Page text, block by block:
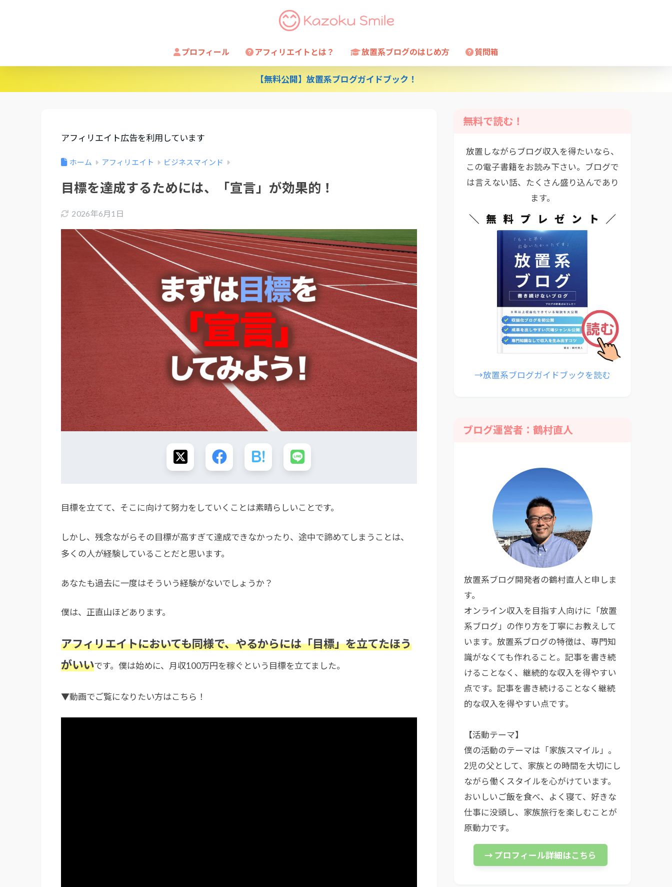
プロフィール アフィリエイトとは？ 放置系ブログのはじめ方 質問箱
【無料公開】放置系ブログガイドブック！
アフィリエイト広告を利用しています
ホーム アフィリエイト ビジネスマインド
目標を達成するためには、「宣言」が効果的！
2026年6月1日
目標を立てて、そこに向けて努力をしていくことは素晴らしいことです。
しかし、残念ながらその目標が高すぎて達成できなかったり、途中で諦めてしまうことは、
多くの人が経験していることだと思います。
あなたも過去に一度はそういう経験がないでしょうか？
僕は、正直山ほどあります。
アフィリエイトにおいても同様で、やるからには「目標」を立てたほう
がいいです。僕は始めに、月収100万円を稼ぐという目標を立てました。
▼動画でご覧になりたい方はこちら！
無料で読む！
放置しながらブログ収入を得たいなら、
この電子書籍をお読み下さい。ブログで
は言えない話、たくさん盛り込んであり
ます。
→放置系ブログガイドブックを読む
ブログ運営者：鶴村直人
放置系ブログ開発者の鶴村直人と申しま
す。
オンライン収入を目指す人向けに「放置
系ブログ」の作り方を丁寧にお教えして
います。放置系ブログの特徴は、専門知
識がなくても作れること。記事を書き続
けることなく、継続的な収入を得やすい
点です。記事を書き続けることなく継続
的な収入を得やすい点です。
【活動テーマ】
僕の活動のテーマは「家族スマイル」。
2児の父として、家族との時間を大切にし
ながら働くスタイルを心がけています。
おいしいご飯を食べ、よく寝て、好きな
仕事に没頭し、家族旅行を楽しむことが
原動力です。
→ プロフィール詳細はこちら